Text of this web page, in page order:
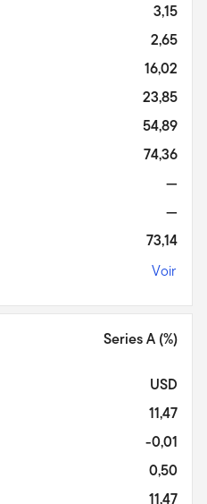
3,15
2,65
16,02
23,85
54,89
74,36
—
—
73,14
Voir
Series A (%)
USD
11,47
-0,01
0,50
11,47